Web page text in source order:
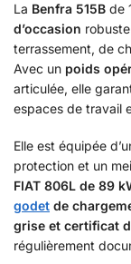
La Benfra 515B de
d’occasion
terrassement, de
Avec un poids
articulée, elle
espaces de travail
Elle est équipée
protection et un
FIAT 806L de 89
godet de
grise et certificat
régulièrement